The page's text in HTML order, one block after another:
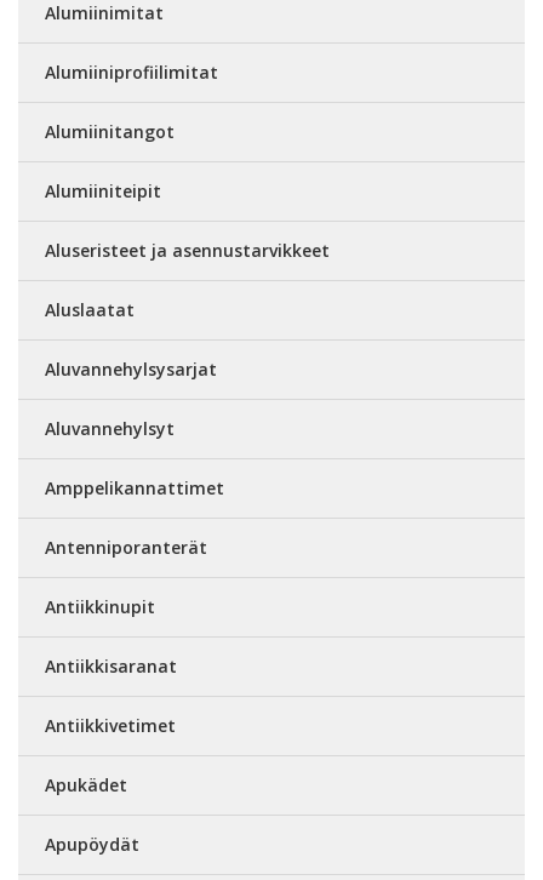
Alumiinimitat
Alumiiniprofiilimitat
Alumiinitangot
Alumiiniteipit
Aluseristeet ja asennustarvikkeet
Aluslaatat
Aluvannehylsysarjat
Aluvannehylsyt
Amppelikannattimet
Antenniporanterät
Antiikkinupit
Antiikkisaranat
Antiikkivetimet
Apukädet
Apupöydät